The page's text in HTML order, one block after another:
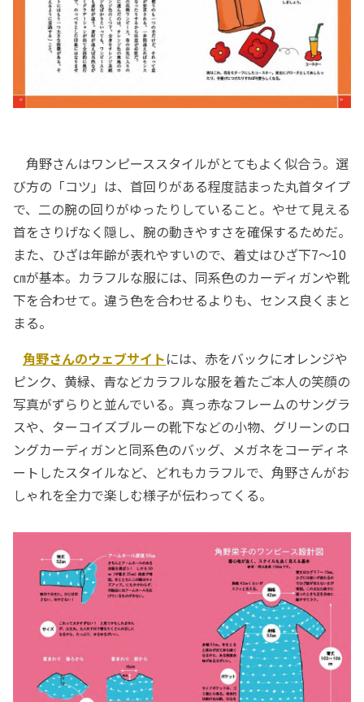
角野さんはワンピーススタイルがとてもよく似合う。選
び方の「コツ」は、首回りがある程度詰まった丸首タイプ
で、二の腕の回りがゆったりしていること。やせて見える
首をさりげなく隠し、腕の動きやすさを確保するためだ。
また、ひざは年齢が表れやすいので、着丈はひざ下7～10
㎝が基本。カラフルな服には、同系色のカーディガンや靴
下を合わせて。違う色を合わせるよりも、センス良くまと
まる。
角野さんのウェブサイトには、赤をバックにオレンジや
ピンク、黄緑、青などカラフルな服を着たご本人の笑顔の
写真がずらりと並んでいる。真っ赤なフレームのサングラ
スや、ターコイズブルーの靴下などの小物、グリーンのロ
ングカーディガンと同系色のバッグ、メガネをコーディネ
ートしたスタイルなど、どれもカラフルで、角野さんがお
しゃれを全力で楽しむ様子が伝わってくる。